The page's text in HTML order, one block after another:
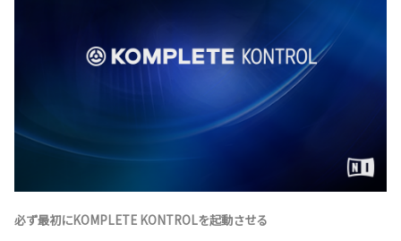
必ず最初にKOMPLETE KONTROLを起動させる